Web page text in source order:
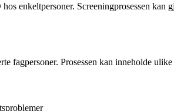
enkeltpersoner. Screeningprosessen
fagpersoner. Prosessen kan inneholde